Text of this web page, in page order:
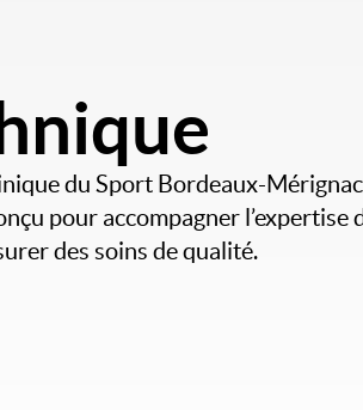
du Sport Bordeaux-Mérignac
pour accompagner l’expertise
des soins de qualité.